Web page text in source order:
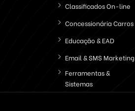
Classificados On-line
Concessionária Carros
Educação & EAD
Email & SMS Marketing
Ferramentas &
Sistemas